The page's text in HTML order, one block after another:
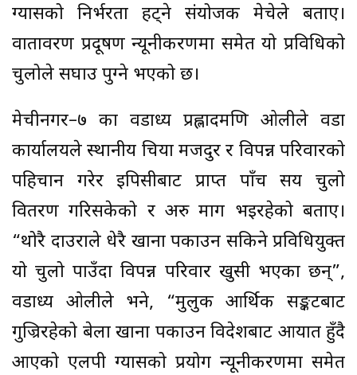
ग्यासको निर्भरता हट्ने संयोजक मेचेले बताए।
वातावरण प्रदूषण न्यूनीकरणमा समेत यो प्रविधिको
चुलोले सघाउ पुग्ने भएको छ।
मेचीनगर–७ का वडाध्यक्ष प्रह्लादमणि ओलीले वडा
कार्यालयले स्थानीय चिया मजदुर र विपन्न परिवारको
पहिचान गरेर इपिसीबाट प्राप्त पाँच सय चुलो
वितरण गरिसकेको र अरु माग भइरहेको बताए।
“थोरै दाउराले धेरै खाना पकाउन सकिने प्रविधियुक्त
यो चुलो पाउँदा विपन्न परिवार खुसी भएका छन्”,
वडाध्यक्ष ओलीले भने, “मुलुक आर्थिक सङ्कटबाट
गुज्रिरहेको बेला खाना पकाउन विदेशबाट आयात हुँदै
आएको एलपी ग्यासको प्रयोग न्यूनीकरणमा समेत